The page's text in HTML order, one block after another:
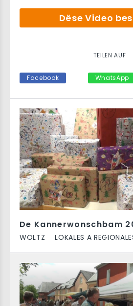
De Kannerwonschbam
WOLTZ LOKALES A
Dëse Video
TEILEN AUF
Facebook WhatsApp